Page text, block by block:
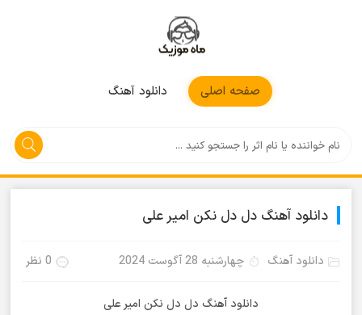
صفحه اصلی دانلود آهنگ
دانلود آهنگ دل دل نکن امیر علی
دانلود آهنگ چهارشنبه 28 آگوست 2024 0 نظر
دانلود آهنگ دل دل نکن امیر علی